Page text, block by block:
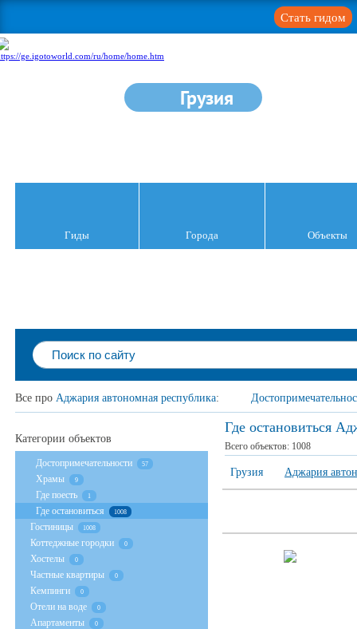
Стать гидом
Грузия
Гиды Города Объекты
Все про Аджария автономная республика:
Где остановиться
Всего объектов: 1008
Грузия Аджария
Категории объектов
Достопримечательности 57
Храмы 9
Где поесть 1
Где остановиться 1008
Гостиницы 1008
Коттеджные городки 0
Хостелы 0
Частные квартиры 0
Кемпинги 0
Отели на воде 0
Апартаменты 0